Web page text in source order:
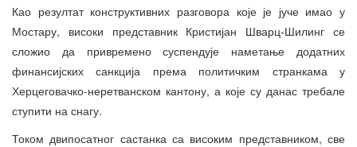
Као резултат конструктивних разговора које је јуче имао у
Мостару, високи представник Кристијан Шварц-Шилинг се
сложио да привремено суспендује наметање додатних
финансијских санкција према политичким странкама у
Херцеговачко-неретванском кантону, а које су данас требале
ступити на снагу.
Током двипосатног састанка са високим представником, све